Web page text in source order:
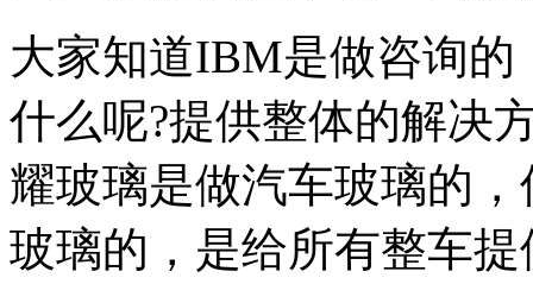
大家知道IBM是做咨询
什么呢?提供整体的解决
耀玻璃是做汽车玻璃的
玻璃的，是给所有整车